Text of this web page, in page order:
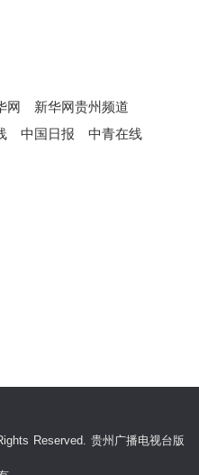
网
新华网贵州频道
中国日报
中青在线
Reserved. 贵州广播电视台版